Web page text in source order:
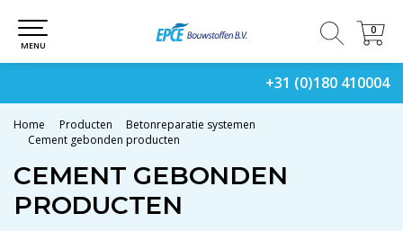
+31 (0)180 410004
0
0
MENU
Home Producten
Betonreparatie systemen
Cement gebonden producten
CEMENT GEBONDEN
PRODUCTEN